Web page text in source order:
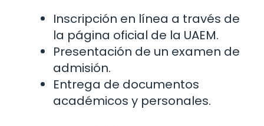
Inscripción en línea a través de
la página oficial de la UAEM.
Presentación de un examen de
admisión.
Entrega de documentos
académicos y personales.